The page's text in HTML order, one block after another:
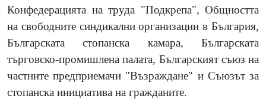
Конфедерацията на труда "Подкрепа", Общността
на свободните синдикални организации в България,
Българската стопанска камара, Българската
търговско-промишлена палата, Българският съюз на
частните предприемачи "Възраждане" и Съюзът за
стопанска инициатива на гражданите.